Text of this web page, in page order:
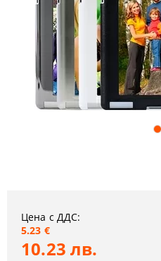
Цена с ДДС:
5.23 €
10.23 лв.